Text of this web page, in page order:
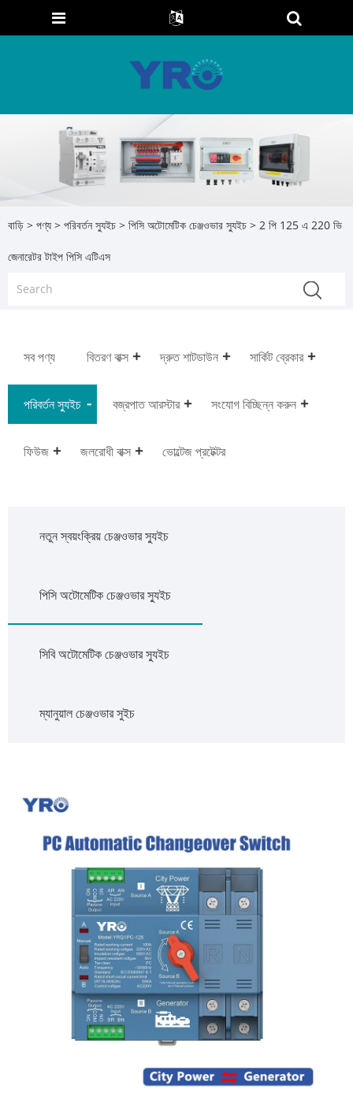
বাড়ি > পণ্য > পরিবর্তন স্যুইচ > পিসি অটোমেটিক চেঞ্জওভার স্যুইচ > 2 পি 125 এ 220 ভি
জেনারেটর টাইপ পিসি এটিএস
সব পণ্য বিতরণ বাক্স দ্রুত শাটডাউন সার্কিট ব্রেকার
পরিবর্তন স্যুইচ বজ্রপাত আরস্টার সংযোগ বিচ্ছিন্ন করুন
ফিউজ জলরোধী বাক্স ভোল্টেজ প্রটেক্টর
নতুন স্বয়ংক্রিয় চেঞ্জওভার স্যুইচ
পিসি অটোমেটিক চেঞ্জওভার স্যুইচ
সিবি অটোমেটিক চেঞ্জওভার স্যুইচ
ম্যানুয়াল চেঞ্জওভার সুইচ